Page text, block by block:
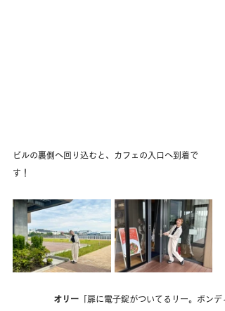
ビルの裏側へ回り込むと、カフェの入口へ到着で
す！
オリー 「扉に電子錠がついてるリー。ボン